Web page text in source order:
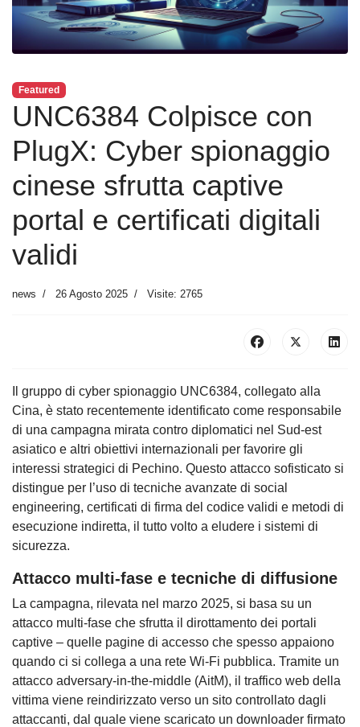
Featured
UNC6384 Colpisce con
PlugX: Cyber spionaggio
cinese sfrutta captive
portal e certificati digitali
validi
news 26 Agosto 2025 Visite: 2765
Il gruppo di cyber spionaggio UNC6384, collegato alla
Cina, è stato recentemente identificato come responsabile
di una campagna mirata contro diplomatici nel Sud-est
asiatico e altri obiettivi internazionali per favorire gli
interessi strategici di Pechino. Questo attacco sofisticato si
distingue per l’uso di tecniche avanzate di social
engineering, certificati di firma del codice validi e metodi di
esecuzione indiretta, il tutto volto a eludere i sistemi di
sicurezza.
Attacco multi-fase e tecniche di diffusione
La campagna, rilevata nel marzo 2025, si basa su un
attacco multi-fase che sfrutta il dirottamento dei portali
captive – quelle pagine di accesso che spesso appaiono
quando ci si collega a una rete Wi-Fi pubblica. Tramite un
attacco adversary-in-the-middle (AitM), il traffico web della
vittima viene reindirizzato verso un sito controllato dagli
attaccanti, dal quale viene scaricato un downloader firmato